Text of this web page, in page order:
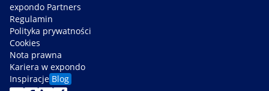
expondo Partners
Regulamin
Polityka prywatności
Cookies
Nota prawna
Kariera w expondo
Inspiracje Blog